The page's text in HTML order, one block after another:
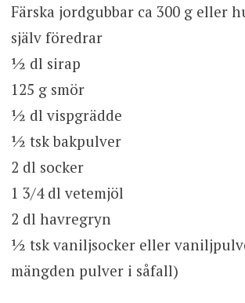
Färska jordgubbar ca 300 g eller
själv föredrar
½ dl sirap
125 g smör
½ dl vispgrädde
½ tsk bakpulver
2 dl socker
1 3/4 dl vetemjöl
2 dl havregryn
½ tsk vaniljsocker eller
mängden pulver i såfall)